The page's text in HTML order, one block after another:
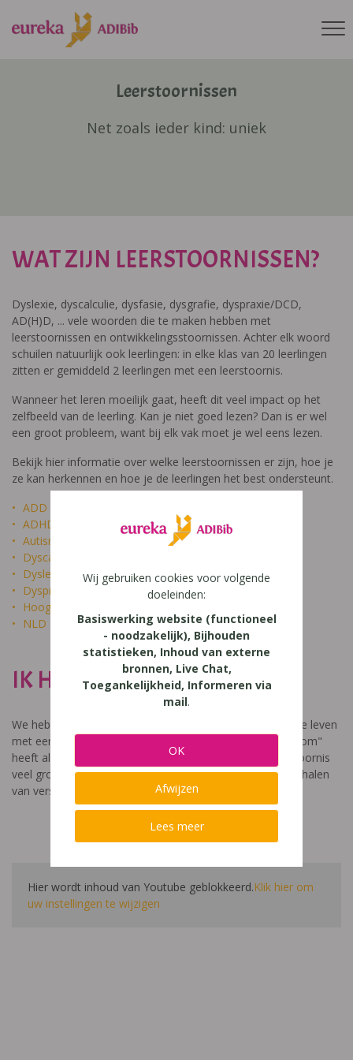
Leerstoornissen
Net zoals ieder kind: uniek
WAT ZIJN LEERSTOORNISSEN?
Dyslexie, dyscalculie, dysfasie, dysgrafie, dyspraxie/DCD,
AD(H)D, ... vele woorden die te maken hebben met
leerstoornissen en ontwikkelingsstoornissen. Achter elk woord
schuilen natuurlijk ook leerlingen: in elke klas van 20 leerlingen
zitten er gemiddeld 2 leerlingen met een leerstoornis.
Wanneer het leren moeilijk gaat, heeft dit veel impact op het
zelfbeeld van de leerling. Kan je niet goed lezen? Dan is er wel
een groot probleem, want bij elk vak moet je wel eens lezen.
Bekijk hier informatie over welke leerstoornissen er zijn, hoe je
ze kan herkennen en hoe je de leerlingen het best ondersteunt.
ADD
ADHD
Autisme
Dyscalculie
Dyslexie
Dyspraxie
Hoogbegaafdheid
NLD
IK HEET NIET DOM
We hebben een video gemaakt die toont hoe het is om te leven
met een leerstoornis. De film met als titel: "Ik heet niet dom"
heeft als doel aan te tonen dat de impact van een leerstoornis
veel groter is dan enkel wat je ziet in de klas. Je hoort verhalen
van verschillende leerlingen en ouders.
Hier wordt inhoud van Youtube geblokkeerd.Klik hier om
uw instellingen te wijzigen
Wij gebruiken cookies voor volgende
doeleinden:
Basiswerking website (functioneel
- noodzakelijk), Bijhouden
statistieken, Inhoud van externe
bronnen, Live Chat,
Toegankelijkheid, Informeren via
mail.
OK
Afwijzen
Lees meer